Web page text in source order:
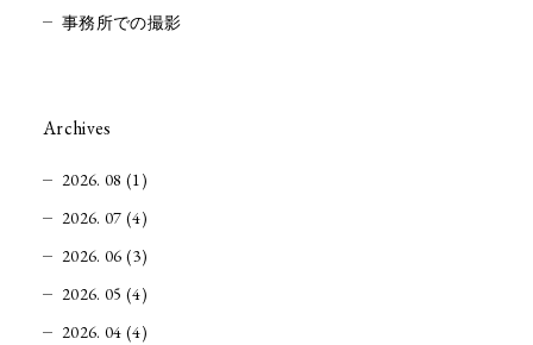
事務所での撮影
Archives
2026. 08 (1)
2026. 07 (4)
2026. 06 (3)
2026. 05 (4)
2026. 04 (4)